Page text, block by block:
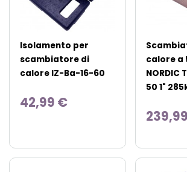
Isolamento per
scambiatore di
calore IZ-Ba-16-60
42,99 €
calore a
NORDIC
50 1"